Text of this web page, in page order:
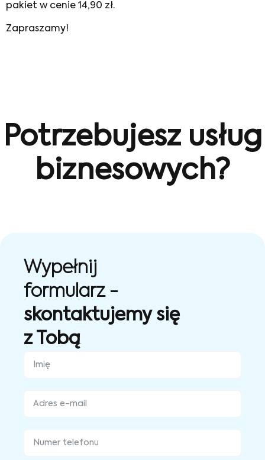
pakiet w cenie 14,90 zł.
Zapraszamy!
Potrzebujesz usług
biznesowych?
Wypełnij
formularz -
skontaktujemy się
z Tobą